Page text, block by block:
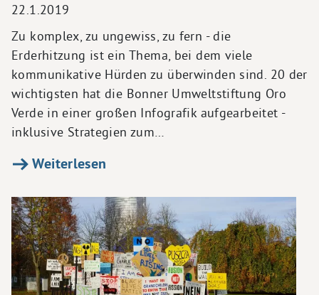
22.1.2019
Zu komplex, zu ungewiss, zu fern - die
Erderhitzung ist ein Thema, bei dem viele
kommunikative Hürden zu überwinden sind. 20 der
wichtigsten hat die Bonner Umweltstiftung Oro
Verde in einer großen Infografik aufgearbeitet -
inklusive Strategien zum…
Weiterlesen